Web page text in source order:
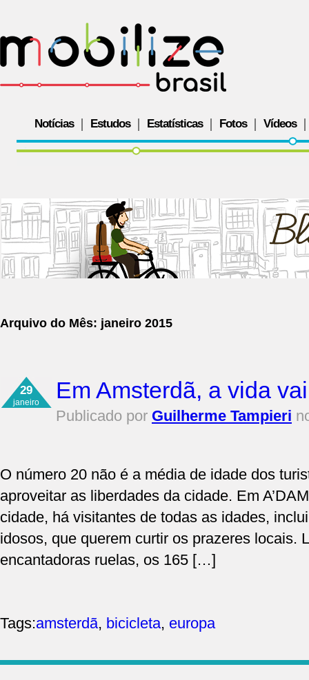
Notícias Estudos Estatísticas Fotos Vídeos
Arquivo do Mês: janeiro 2015
29
janeiro Em Amsterdã, a vida
Publicado por Guilherme Tampieri
O número 20 não é a média de idade dos
aproveitar as liberdades da cidade. Em
cidade, há visitantes de todas as idades,
idosos, que querem curtir os prazeres locais.
encantadoras ruelas, os 165 […]
Tags:amsterdã, bicicleta, europa